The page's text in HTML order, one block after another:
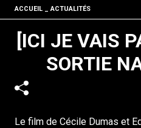
Fil d'ariane
ACCUEIL ACTUALITÉS
[ICI JE VAIS
SORTIE
Le film de Cécile Dumas et